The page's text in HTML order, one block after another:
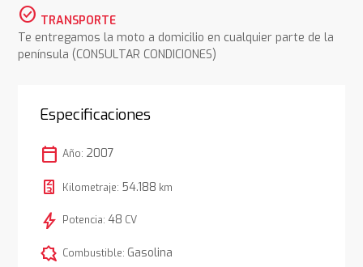
check_circle TRANSPORTE
Te entregamos la moto a domicilio en cualquier parte de la
península (CONSULTAR CONDICIONES)
Especificaciones
calendar_today Año: 2007
Kilometraje: 54.188 km
bolt Potencia: 48 CV
comic_bubble Combustible: Gasolina